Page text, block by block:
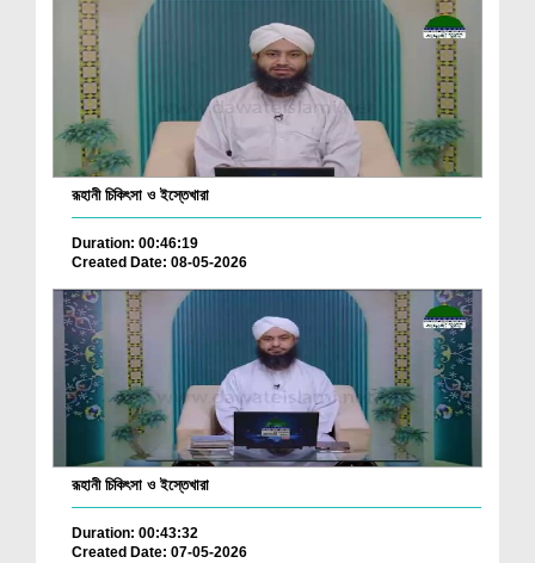
রূহানী চিকিৎসা ও ইস্তেখারা
Duration: 00:46:19
Created Date: 08-05-2026
রূহানী চিকিৎসা ও ইস্তেখারা
Duration: 00:43:32
Created Date: 07-05-2026